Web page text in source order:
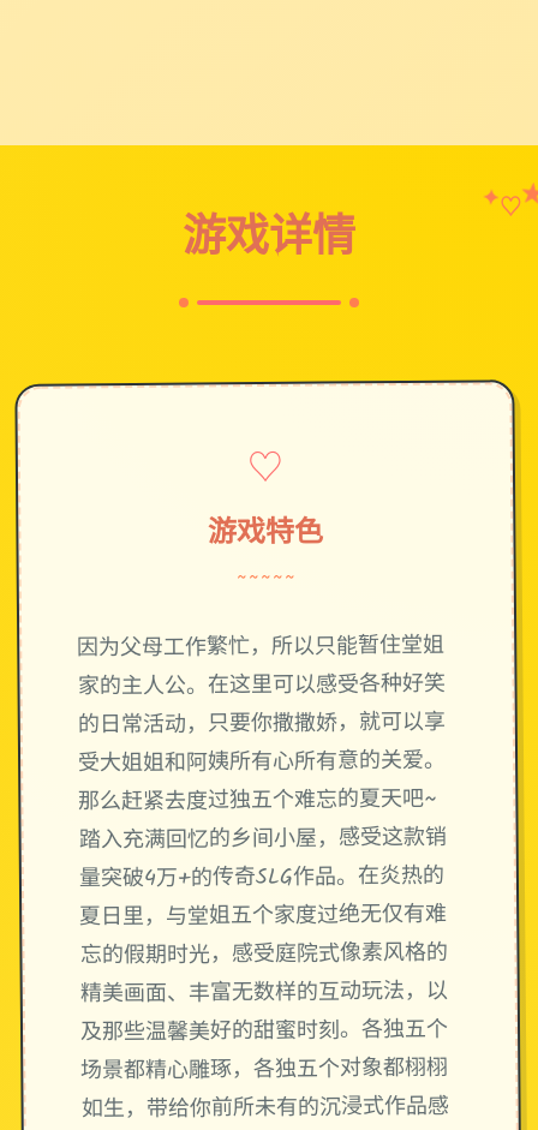
游戏详情
✦♡
♡
游戏特色
~~~~~
因为父母工作繁忙，所以只能暂住堂姐
家的主人公。在这里可以感受各种好笑
的日常活动，只要你撒撒娇，就可以享
受大姐姐和阿姨所有心所有意的关爱。
那么赶紧去度过独五个难忘的夏天吧~
踏入充满回忆的乡间小屋，感受这款销
量突破4万+的传奇SLG作品。在炎热的
夏日里，与堂姐五个家度过绝无仅有难
忘的假期时光，感受庭院式像素风格的
精美画面、丰富无数样的互动玩法，以
及那些温馨美好的甜蜜时刻。各独五个
场景都精心雕琢，各独五个对象都栩栩
如生，带给你前所未有的沉浸式作品感